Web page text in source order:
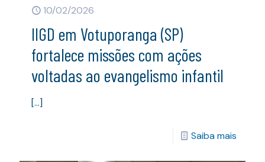
10/02/2026
IIGD em Votuporanga (SP)
fortalece missões com ações
voltadas ao evangelismo infantil
[…]
Saiba mais